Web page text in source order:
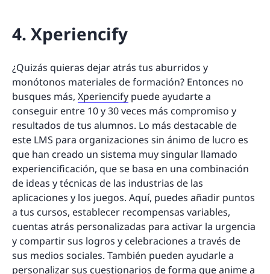
4. Xperiencify
¿Quizás quieras dejar atrás tus aburridos y
monótonos materiales de formación? Entonces no
busques más, Xperiencify puede ayudarte a
conseguir entre 10 y 30 veces más compromiso y
resultados de tus alumnos. Lo más destacable de
este LMS para organizaciones sin ánimo de lucro es
que han creado un sistema muy singular llamado
experiencificación, que se basa en una combinación
de ideas y técnicas de las industrias de las
aplicaciones y los juegos. Aquí, puedes añadir puntos
a tus cursos, establecer recompensas variables,
cuentas atrás personalizadas para activar la urgencia
y compartir sus logros y celebraciones a través de
sus medios sociales. También pueden ayudarle a
personalizar sus cuestionarios de forma que anime a